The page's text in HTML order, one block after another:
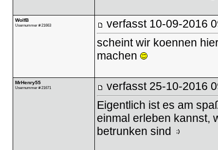
WolfB
Usernummer # 21663 verfasst 10-09-2016
scheint wir koennen
machen
MrHenry55
Usernummer # 21671 verfasst 25-10-2016
Eigentlich ist es am
einmal erleben kannst,
betrunken sind